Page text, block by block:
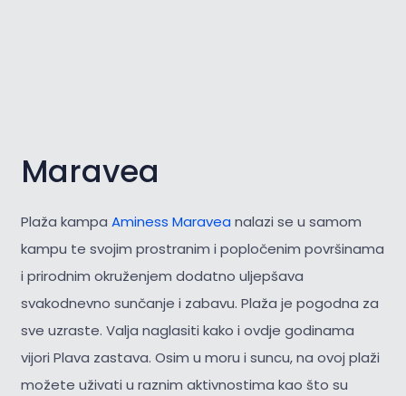
Maravea
Plaža kampa Aminess Maravea nalazi se u samom
kampu te svojim prostranim i popločenim površinama
i prirodnim okruženjem dodatno uljepšava
svakodnevno sunčanje i zabavu. Plaža je pogodna za
sve uzraste. Valja naglasiti kako i ovdje godinama
vijori Plava zastava. Osim u moru i suncu, na ovoj plaži
možete uživati u raznim aktivnostima kao što su